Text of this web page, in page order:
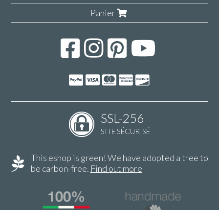
Panier
SSL-256
SITE SÉCURISÉ
This eshop is green! We have adopted a tree to
be carbon-free. Find out more